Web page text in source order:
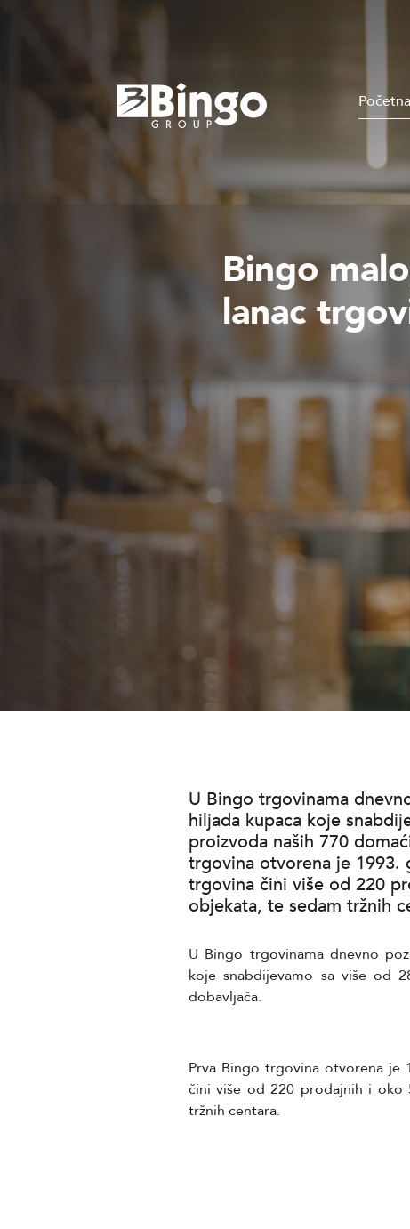
Početna
Bingo
lanac
U Bingo trgovinama
hiljada kupaca koje
proizvoda naših 770
trgovina otvorena je 1993.
trgovina čini više od 220
objekata, te sedam tržnih
U Bingo trgovinama dnevno
koje snabdijevamo sa više od
dobavljača.
Prva Bingo trgovina otvorena je
čini više od 220 prodajnih i oko
tržnih centara.